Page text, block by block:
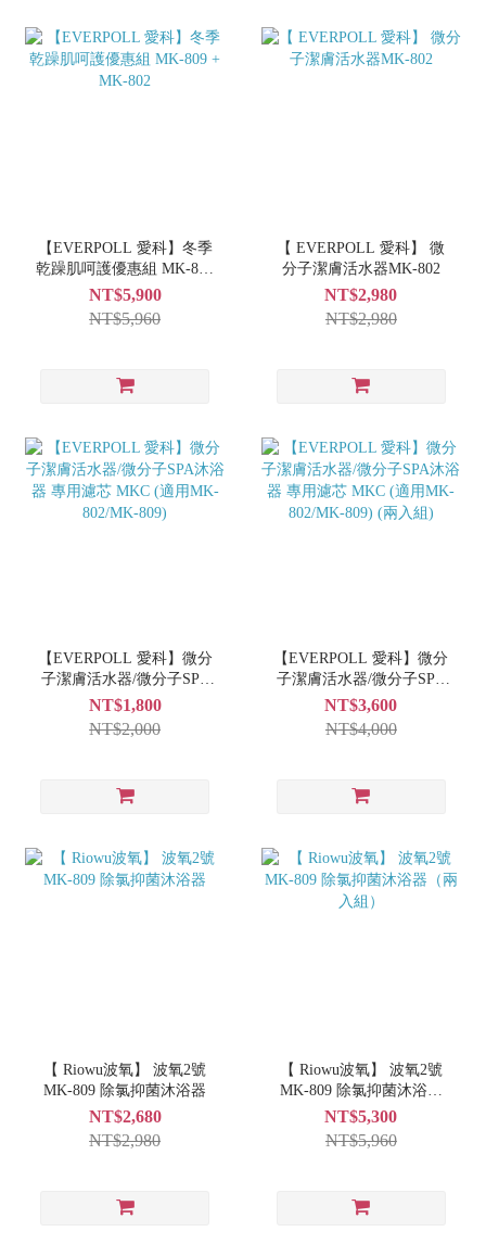
【EVERPOLL 愛科】冬季
乾躁肌呵護優惠組 MK-809
+ MK-802
NT$5,900
NT$5,960
【 EVERPOLL 愛科】 微
分子潔膚活水器MK-802
NT$2,980
NT$2,980
【EVERPOLL 愛科】微分
子潔膚活水器/微分子SPA
沐浴器 專用濾芯 MKC (適
用MK-802/MK-809)
NT$1,800
NT$2,000
【EVERPOLL 愛科】微分
子潔膚活水器/微分子SPA
沐浴器 專用濾芯 MKC (適
用MK-802/MK-809) (兩入
組)
NT$3,600
NT$4,000
【 Riowu波氧】 波氧2號
MK-809 除氯抑菌沐浴器
NT$2,680
NT$2,980
【 Riowu波氧】 波氧2號
MK-809 除氯抑菌沐浴器
（兩入組）
NT$5,300
NT$5,960